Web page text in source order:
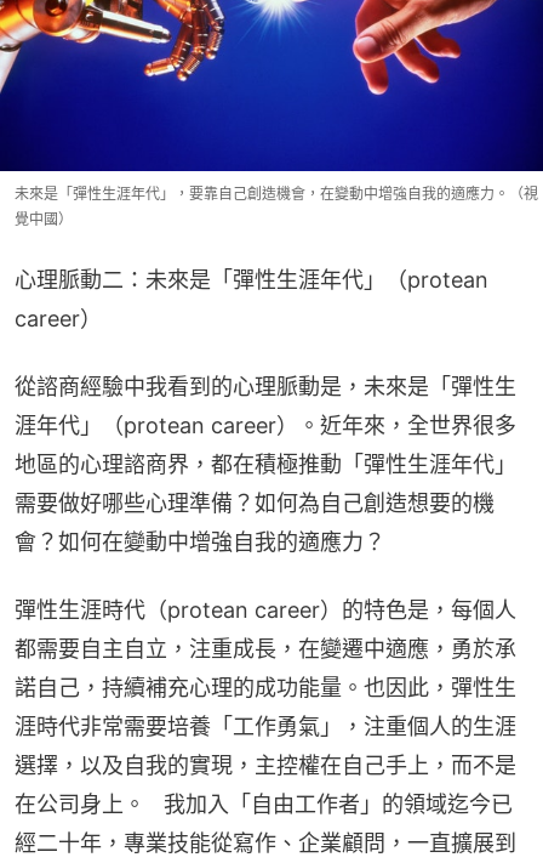
未來是「彈性生涯年代」，要靠自己創造機會，在變動中增強自我的適應力。（視
覺中國）
心理脈動二：未來是「彈性生涯年代」（protean
career）
從諮商經驗中我看到的心理脈動是，未來是「彈性生
涯年代」（protean career）。近年來，全世界很多
地區的心理諮商界，都在積極推動「彈性生涯年代」
需要做好哪些心理準備？如何為自己創造想要的機
會？如何在變動中增強自我的適應力？
彈性生涯時代（protean career）的特色是，每個人
都需要自主自立，注重成長，在變遷中適應，勇於承
諾自己，持續補充心理的成功能量。也因此，彈性生
涯時代非常需要培養「工作勇氣」，注重個人的生涯
選擇，以及自我的實現，主控權在自己手上，而不是
在公司身上。   我加入「自由工作者」的領域迄今已
經二十年，專業技能從寫作、企業顧問，一直擴展到